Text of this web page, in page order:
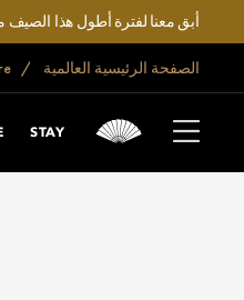
أبق معنا لفترة أطول هذا الصيف
الصفحة الرئيسية العالمية
STAY